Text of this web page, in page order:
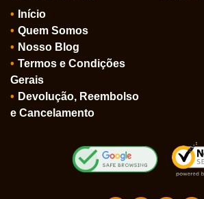
Início
Quem Somos
Nosso Blog
Termos e Condições
Gerais
Devolução, Reembolso
e Cancelamento